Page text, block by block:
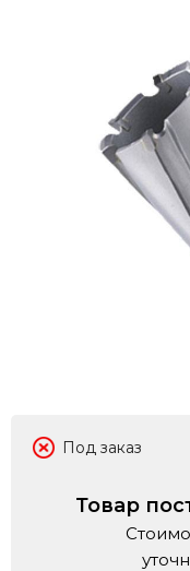
Под заказ
Товар